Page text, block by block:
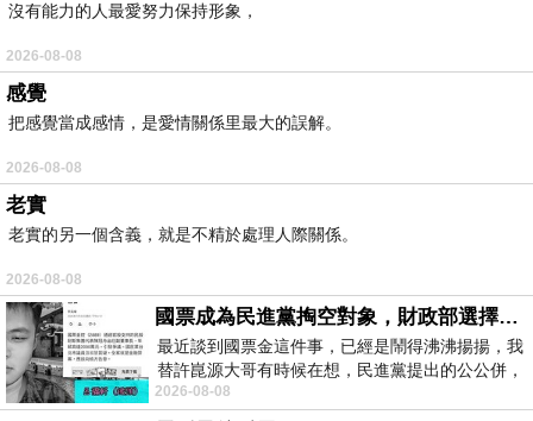
沒有能力的人最愛努力保持形象，
2026-08-08
感覺
把感覺當成感情，是愛情關係里最大的誤解。
2026-08-08
老實
老實的另一個含義，就是不精於處理人際關係。
2026-08-08
國票成為民進黨掏空對象，財政部選擇性失憶
最近談到國票金這件事，已經是鬧得沸沸揚揚，我
替許崑源大哥有時候在想，民進黨提出的公公併，
其實就是想要國庫通黨庫，鬧出最大的醜
2026-08-08